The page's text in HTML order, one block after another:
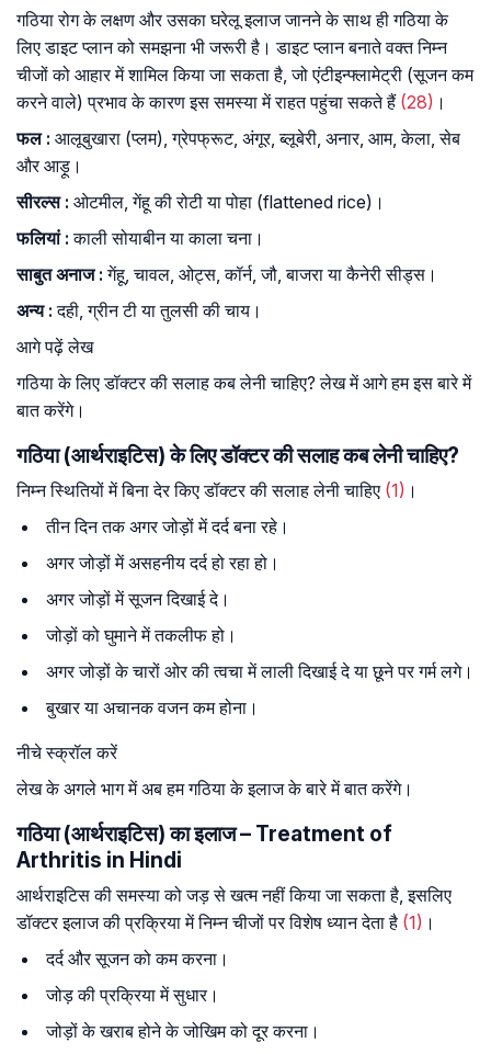
गठिया रोग के लक्षण और उसका घरेलू इलाज जानने के साथ ही गठिया के
लिए डाइट प्लान को समझना भी जरूरी है। डाइट प्लान बनाते वक्त निम्न
चीजों को आहार में शामिल किया जा सकता है, जो एंटीइन्फ्लामेट्री (सूजन कम
करने वाले) प्रभाव के कारण इस समस्या में राहत पहुंचा सकते हैं (28) ।
फल: आलूबुखारा (प्लम), ग्रेपफ्रूट, अंगूर, ब्लूबेरी, अनार, आम, केला, सेब
और आड़ू।
सीरल्स: ओटमील, गेंहू की रोटी या पोहा (flattened rice)।
फलियां:काली सोयाबीन या काला चना।
साबुत अनाज:गेंहू, चावल, ओट्स, कॉर्न, जौ, बाजरा या कैनेरी सीड्स।
अन्य:दही, ग्रीन टी या तुलसी की चाय।
आगे पढ़ें लेख
गठिया के लिए डॉक्टर की सलाह कब लेनी चाहिए? लेख में आगे हम इस बारे में
बात करेंगे।
गठिया (आर्थराइटिस) के लिए डॉक्टर की सलाह कब लेनी चाहिए?
निम्न स्थितियों में बिना देर किए डॉक्टर की सलाह लेनी चाहिए (1) ।
तीन दिन तक अगर जोड़ों में दर्द बना रहे।
अगर जोड़ों में असहनीय दर्द हो रहा हो।
अगर जोड़ों में सूजन दिखाई दे।
जोड़ों को घुमाने में तकलीफ हो।
अगर जोड़ों के चारों ओर की त्वचा में लाली दिखाई दे या छूने पर गर्म लगे।
बुखार या अचानक वजन कम होना।
नीचे स्क्रॉल करें
लेख के अगले भाग में अब हम गठिया के इलाज के बारे में बात करेंगे।
गठिया (आर्थराइटिस) का इलाज – Treatment of
Arthritis in Hindi
आर्थराइटिस की समस्या को जड़ से खत्म नहीं किया जा सकता है, इसलिए
डॉक्टर इलाज की प्रक्रिया में निम्न चीजों पर विशेष ध्यान देता है (1) ।
दर्द और सूजन को कम करना।
जोड़ की प्रक्रिया में सुधार।
जोड़ों के खराब होने के जोखिम को दूर करना।